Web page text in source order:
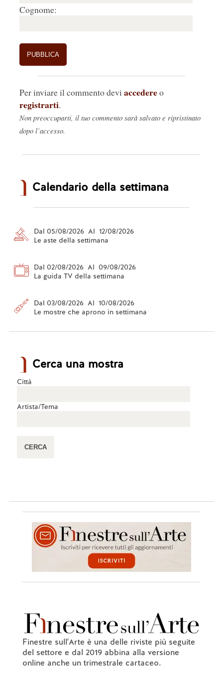
Cognome:
Per inviare il commento devi accedereo
registrarti.
Non preoccuparti, il tuo commento sarà salvato e ripristinato
dopo l’accesso.
Calendario della settimana
Dal 05/08/2026 Al 12/08/2026
Le aste della settimana
Dal 02/08/2026 Al 09/08/2026
La guida TV della settimana
Dal 03/08/2026 Al 10/08/2026
Le mostre che aprono in settimana
Cerca una mostra
Città
Artista/Tema
Finestre sull'Arte è una delle riviste più seguite
del settore e dal 2019 abbina alla versione
online anche un trimestrale cartaceo.